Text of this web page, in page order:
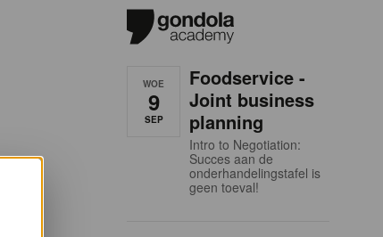
WOE
9
SEP
Foodservice -
Joint business
planning
Intro to Negotiation:
Succes aan de
onderhandelingstafel is
geen toeval!